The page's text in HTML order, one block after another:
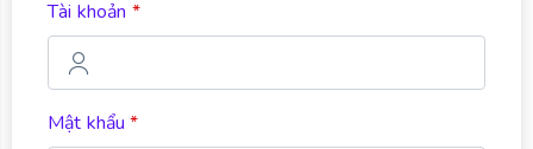
Tài khoản *
Mật khẩu*